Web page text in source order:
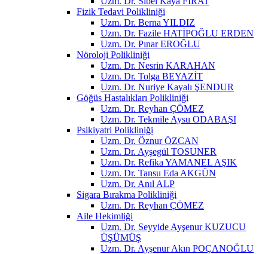
Fizik Tedavi Polikliniği
Uzm. Dr. Berna YILDIZ
Uzm. Dr. Fazile HATİPOĞLU ERDEN
Uzm. Dr. Pınar EROĞLU
Nöroloji Polikliniği
Uzm. Dr. Nesrin KARAHAN
Uzm. Dr. Tolga BEYAZİT
Uzm. Dr. Nuriye Kayalı ŞENDUR
Göğüs Hastalıkları Polikliniği
Uzm. Dr. Reyhan ÇÖMEZ
Uzm. Dr. Tekmile Aysu ODABAŞI
Psikiyatri Polikliniği
Uzm. Dr. Öznur ÖZCAN
Uzm. Dr. Ayşegül TOSUNER
Uzm. Dr. Refika YAMANEL AŞIK
Uzm. Dr. Tansu Eda AKGÜN
Uzm. Dr. Anıl ALP
Sigara Bırakma Polikliniği
Uzm. Dr. Reyhan ÇÖMEZ
Aile Hekimliği
Uzm. Dr. Seyyide Ayşenur KUZUCU
ÜŞÜMÜŞ
Uzm. Dr. Ayşenur Akın POÇANOĞLU